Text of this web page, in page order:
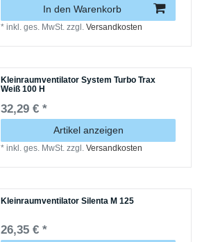
In den Warenkorb
*inkl. ges. MwSt. zzgl.Versandkosten
Kleinraumventilator System Turbo Trax
Weiß 100 H
32,29 € *
Artikel anzeigen
*inkl. ges. MwSt. zzgl.Versandkosten
Kleinraumventilator Silenta M 125
26,35 € *